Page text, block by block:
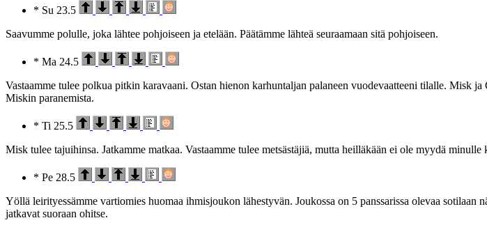
* Su 23.5
Saavumme polulle, joka lähtee pohjoiseen ja etelään. Päätämme lähteä seuraamaan sitä pohjoiseen.
* Ma 24.5
Vastaamme tulee polkua pitkin karavaani. Ostan hienon karhuntaljan palaneen vuodevaatteeni tilalle. Misk
Miskin paranemista.
* Ti 25.5
Misk tulee tajuihinsa. Jatkamme matkaa. Vastaamme tulee metsästäjiä, mutta heilläkään ei ole myydä
* Pe 28.5
Yöllä leirityessämme vartiomies huomaa ihmisjoukon lähestyvän. Joukossa on 5 panssarissa olevaa
jatkavat suoraan ohitse.